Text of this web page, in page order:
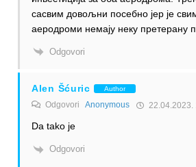
сасвим довољни посебно јер је
аеродроми немају неку претерану
Odgovori
Alen Šćuric Author
Odgovori Anonymous 22.04.2023.
Da tako je
Odgovori